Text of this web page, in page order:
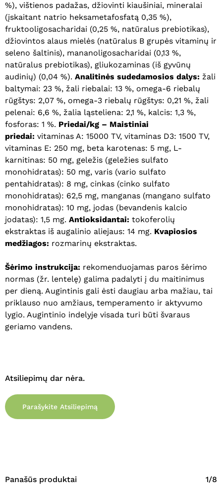
Krepšelyje nėra produktų.
Eiti Į Parduotuvę
%), vištienos padažas, džiovinti kiaušiniai, mineralai
(įskaitant natrio heksametafosfatą 0,35 %),
fruktooligosacharidai (0,25 %, natūralus prebiotikas),
džiovintos alaus mielės (natūralus B grupės vitaminų ir
seleno šaltinis), mananoligosacharidai (0,13 %,
natūralus prebiotikas), gliukozaminas (iš gyvūnų
audinių) (0,04 %). Analitinės sudedamosios dalys: žali
baltymai: 23 %, žali riebalai: 13 %, omega-6 riebalų
rūgštys: 2,07 %, omega-3 riebalų rūgštys: 0,21 %, žali
pelenai: 6,6 %, žalia ląsteliena: 2,1 %, kalcis: 1,3 %,
fosforas: 1 %. Priedai/kg – Maistiniai
priedai: vitaminas A: 15000 TV, vitaminas D3: 1500 TV,
vitaminas E: 250 mg, beta karotenas: 5 mg, L-
karnitinas: 50 mg, geležis (geležies sulfato
monohidratas): 50 mg, varis (vario sulfato
pentahidratas): 8 mg, cinkas (cinko sulfato
monohidratas): 62,5 mg, manganas (mangano sulfato
monohidratas): 10 mg, jodas (bevandenis kalcio
jodatas): 1,5 mg. Antioksidantai: tokoferolių
ekstraktas iš augalinio aliejaus: 14 mg. Kvapiosios
medžiagos: rozmarinų ekstraktas.
Šėrimo instrukcija: rekomenduojamas paros šėrimo
normas (žr. lentelę) galima padalyti į du maitinimus
per dieną. Augintinis gali ėsti daugiau arba mažiau, tai
priklauso nuo amžiaus, temperamento ir aktyvumo
lygio. Augintinio indelyje visada turi būti švaraus
geriamo vandens.
Atsiliepimų dar nėra.
Parašykite Atsiliepimą
Panašūs produktai 1/8